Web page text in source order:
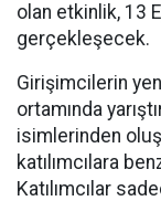
olan etkinlik, 13
gerçekleşecek.
Girişimcilerin
ortamında
isimlerinden
katılımcılara
Katılımcılar